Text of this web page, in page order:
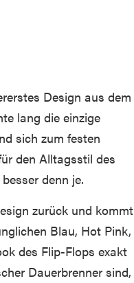
Design aus dem
lang die einzige
sich zum festen
den Alltagsstil des
denn je.
zurück und kommt
Blau, Hot Pink,
des Flip-Flops exakt
Dauerbrenner sind,